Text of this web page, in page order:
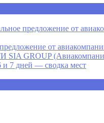
предложение от
от
(Авиакомпания
и 7 дней — сводка мест